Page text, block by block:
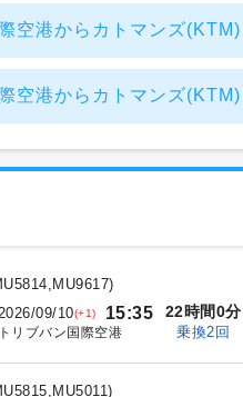
空港からカトマンズ
空港からカトマンズ
)
09/10(+1) 15:35
トリブバン国際空港
22時間0分
乗換2回
)